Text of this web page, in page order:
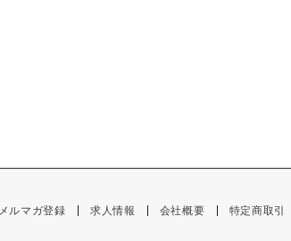
メルマガ登録 求人情報 会社概要 特定商取引